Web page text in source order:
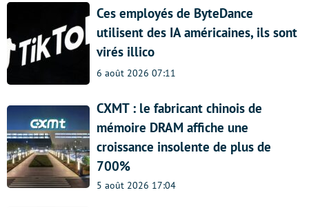
Ces employés de ByteDance
utilisent des IA américaines, ils sont
virés illico
6 août 2026 07:11
CXMT : le fabricant chinois de
mémoire DRAM affiche une
croissance insolente de plus de
700%
5 août 2026 17:04